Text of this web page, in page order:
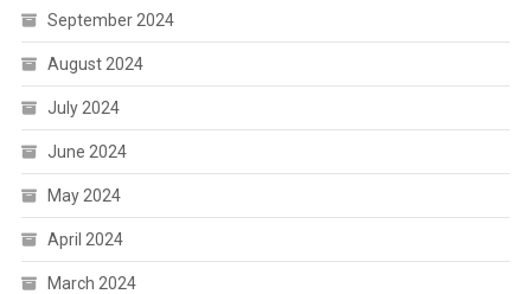
September 2024
August 2024
July 2024
June 2024
May 2024
April 2024
March 2024